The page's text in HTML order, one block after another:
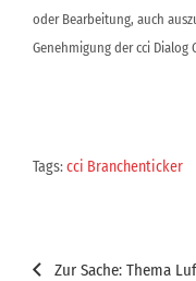
oder Bearbeitung, auch
Genehmigung der cci Dialog
Tags:cci Branchenticker
Zur Sache: Thema